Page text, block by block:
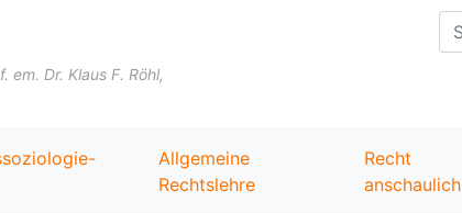
em. Dr. Klaus F. Röhl,
Allgemeine
Rechtslehre
Recht
anschaulich